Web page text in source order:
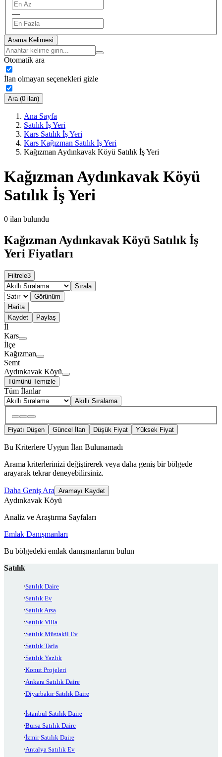
—
Arama Kelimesi
Otomatik ara
İlan olmayan seçenekleri gizle
Ara (0 ilan)
Ana Sayfa
Satılık İş Yeri
Kars Satılık İş Yeri
Kars Kağızman Satılık İş Yeri
Kağızman Aydınkavak Köyü Satılık İş Yeri
Kağızman Aydınkavak Köyü
Satılık İş Yeri
0 ilan bulundu
Kağızman Aydınkavak Köyü Satılık İş
Yeri Fiyatları
Filtrele3
Sırala
Görünüm
Harita
Kaydet
Paylaş
İl
Kars
İlçe
Kağızman
Semt
Aydınkavak Köyü
Tümünü Temizle
Tüm İlanlar
Akıllı Sıralama
Fiyatı Düşen Güncel İlan Düşük Fiyat Yüksek Fiyat
Bu Kriterlere Uygun İlan Bulunamadı
Arama kriterlerinizi değiştirerek veya daha geniş bir bölgede
arayarak tekrar deneyebilirsiniz.
Daha Geniş Ara Aramayı Kaydet
Aydınkavak Köyü
Analiz ve Araştırma Sayfaları
Emlak Danışmanları
Bu bölgedeki emlak danışmanlarını bulun
Satılık
Satılık Daire
Satılık Ev
Satılık Arsa
Satılık Villa
Satılık Müstakil Ev
Satılık Tarla
Satılık Yazlık
Konut Projeleri
Ankara Satılık Daire
Diyarbakır Satılık Daire
İstanbul Satılık Daire
Bursa Satılık Daire
İzmir Satılık Daire
Antalya Satılık Ev